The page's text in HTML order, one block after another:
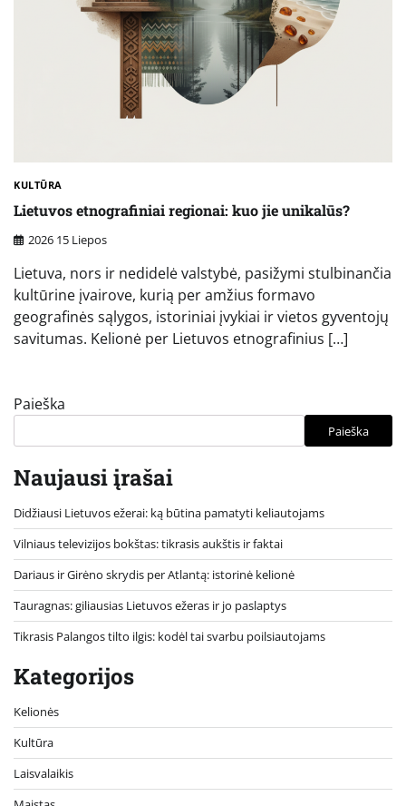
KULTŪRA
Lietuvos etnografiniai regionai: kuo jie unikalūs?
2026 15 Liepos
Lietuva, nors ir nedidelė valstybė, pasižymi stulbinančia
kultūrine įvairove, kurią per amžius formavo
geografinės sąlygos, istoriniai įvykiai ir vietos gyventojų
savitumas. Kelionė per Lietuvos etnografinius […]
Paieška
Paieška
Naujausi įrašai
Didžiausi Lietuvos ežerai: ką būtina pamatyti keliautojams
Vilniaus televizijos bokštas: tikrasis aukštis ir faktai
Dariaus ir Girėno skrydis per Atlantą: istorinė kelionė
Tauragnas: giliausias Lietuvos ežeras ir jo paslaptys
Tikrasis Palangos tilto ilgis: kodėl tai svarbu poilsiautojams
Kategorijos
Kelionės
Kultūra
Laisvalaikis